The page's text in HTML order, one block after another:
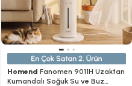
Homend Fanomen 9011H Uzaktan
Kumandalı Soğuk Su ve Buz